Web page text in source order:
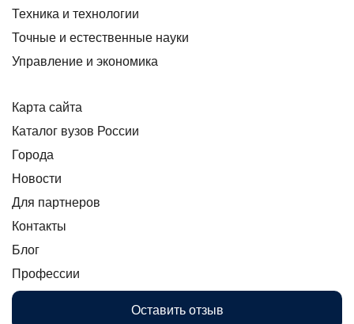
Техника и технологии
Точные и естественные науки
Управление и экономика
Карта сайта
Каталог вузов России
Города
Новости
Для партнеров
Контакты
Блог
Профессии
Оставить отзыв